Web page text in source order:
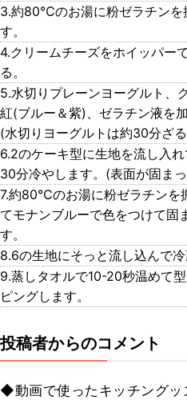
3.約80℃のお湯に粉ゼラチンを
す。
4.クリームチーズをホイッパー
る。
5.水切りプレーンヨーグルト、
紅(ブルー＆紫)、ゼラチン液を
(水切りヨーグルトは約30分ざ
6.2のケーキ型に生地を流し入
30分冷やします。(表面が固ま
7.約80℃のお湯に粉ゼラチンを
てモナンブルーで色をつけて固
す。
8.6の生地にそっと流し込んで
9.蒸しタオルで10-20秒温めて
ピングします。
投稿者からのコメント
◆動画で使ったキッチングッ